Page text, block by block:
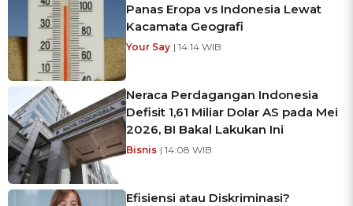
Panas Eropa vs Indonesia Lewat
Kacamata Geografi
Your Say | 14:14 WIB
Neraca Perdagangan Indonesia
Defisit 1,61 Miliar Dolar AS pada Mei
2026, BI Bakal Lakukan Ini
Bisnis | 14:08 WIB
Efisiensi atau Diskriminasi?